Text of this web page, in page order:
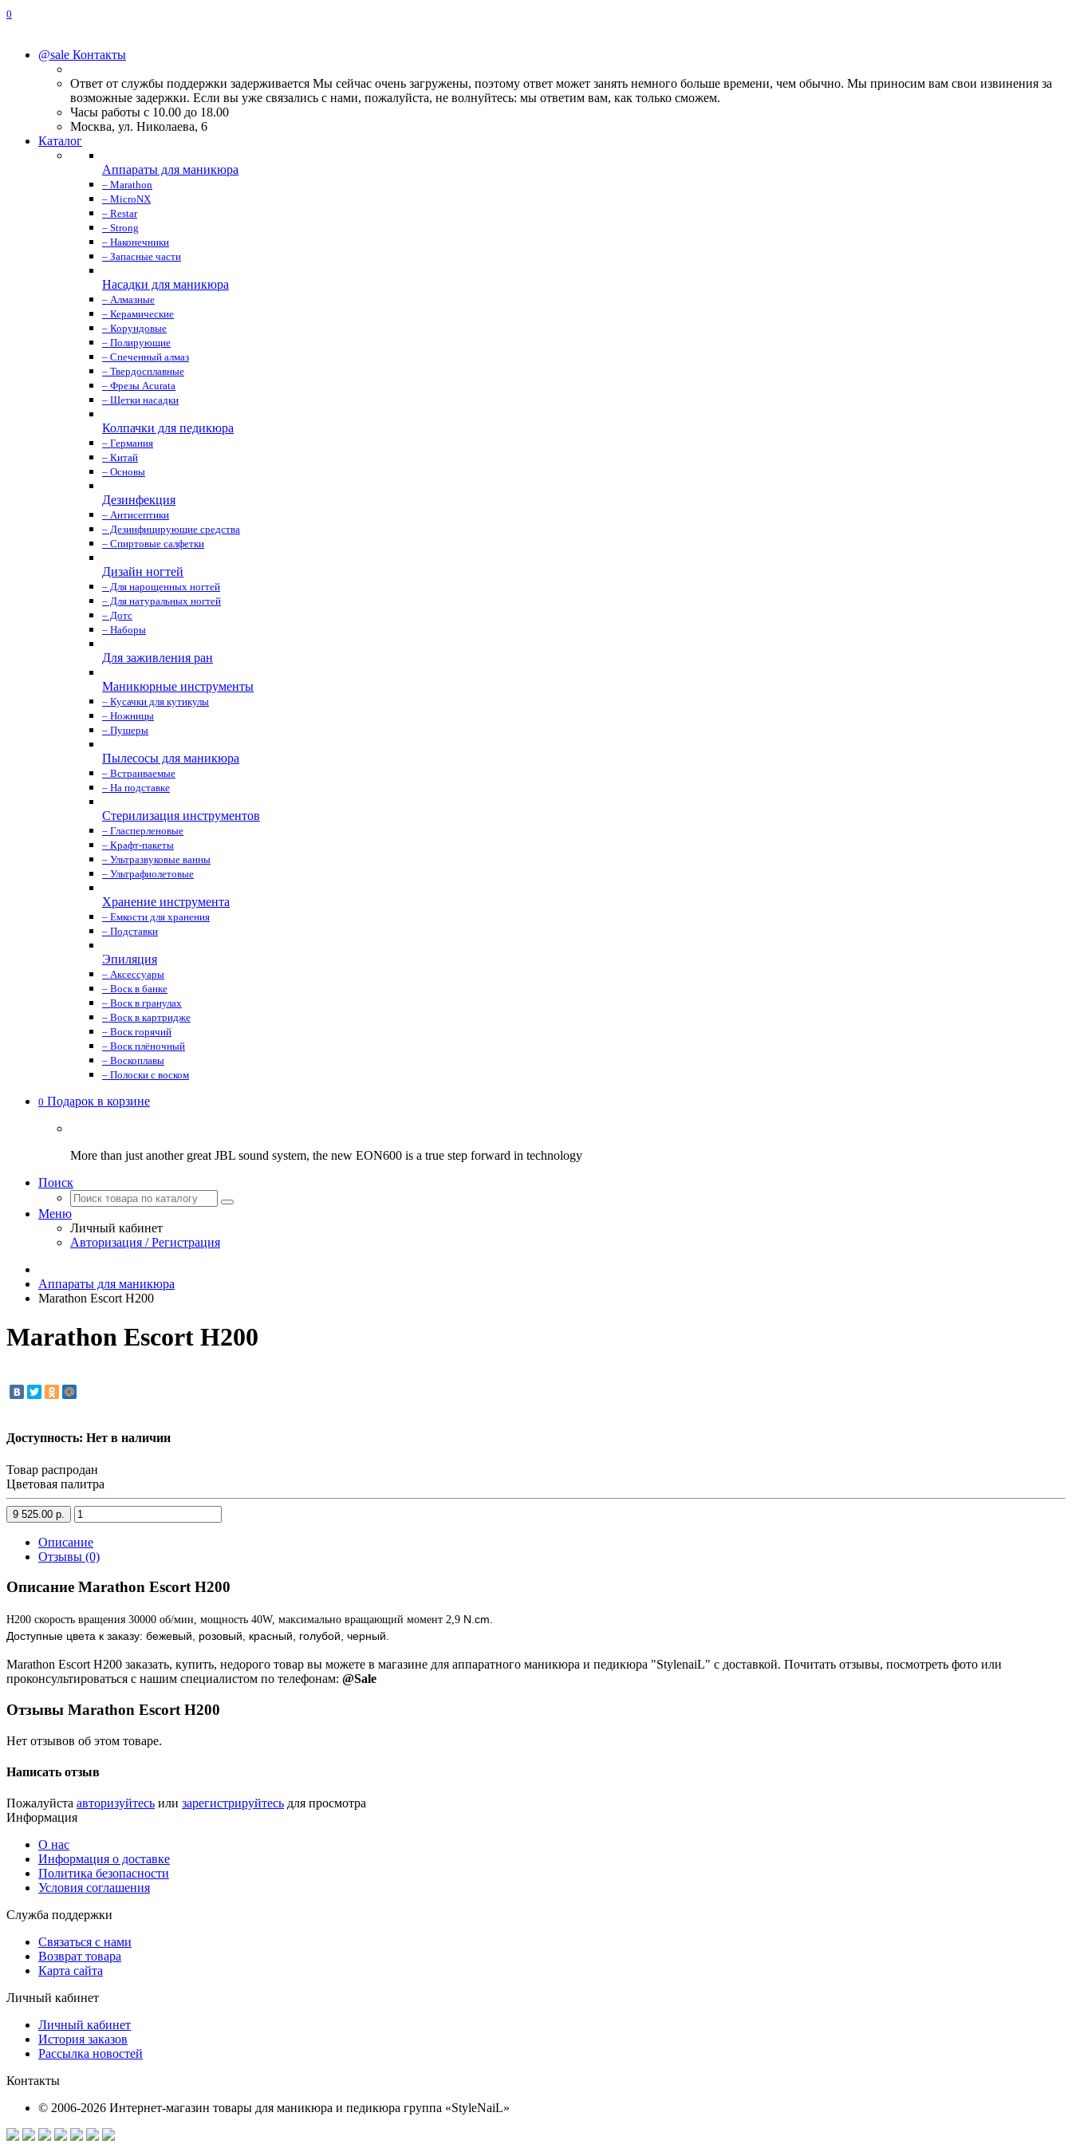
0
@sale Контакты
Ответ от службы поддержки задерживается Мы сейчас очень загружены, поэтому ответ может занять немного больше времени, чем обычно. Мы приносим вам свои извинения за
возможные задержки. Если вы уже связались с нами, пожалуйста, не волнуйтесь: мы ответим вам, как только сможем.
Часы работы с 10.00 до 18.00
Москва, ул. Николаева, 6
Каталог
Аппараты для маникюра
– Marathon
– MicroNX
– Restar
– Strong
– Наконечники
– Запасные части
Насадки для маникюра
– Алмазные
– Керамические
– Корундовые
– Полирующие
– Спеченный алмаз
– Твердосплавные
– Фрезы Acurata
– Щетки насадки
Колпачки для педикюра
– Германия
– Китай
– Основы
Дезинфекция
– Антисептики
– Дезинфицирующие средства
– Спиртовые салфетки
Дизайн ногтей
– Для нарощенных ногтей
– Для натуральных ногтей
– Дотс
– Наборы
Для заживления ран
Маникюрные инструменты
– Кусачки для кутикулы
– Ножницы
– Пушеры
Пылесосы для маникюра
– Встраиваемые
– На подставке
Стерилизация инструментов
– Гласперленовые
– Крафт-пакеты
– Ультразвуковые ванны
– Ультрафиолетовые
Хранение инструмента
– Емкости для хранения
– Подставки
Эпиляция
– Аксессуары
– Воск в банке
– Воск в гранулах
– Воск в картридже
– Воск горячий
– Воск плёночный
– Воскоплавы
– Полоски с воском
0 Подарок в корзине
More than just another great JBL sound system, the new EON600 is a true step forward in technology
Поиск
Меню
Личный кабинет
Авторизация / Регистрация
Аппараты для маникюра
Marathon Escort H200
Marathon Escort H200
Доступность: Нет в наличии
Товар распродан
Цветовая палитра
9 525.00 р.
Описание
Отзывы (0)
Описание Marathon Escort H200
H200 скорость вращения 30000 об/мин, мощность 40W, максимально вращающий момент 2,9 N.cm.
Доступные цвета к заказу: бежевый, розовый, красный, голубой, черный.
Marathon Escort H200 заказать, купить, недорого товар вы можете в магазине для аппаратного маникюра и педикюра "StylenaiL" с доставкой. Почитать отзывы, посмотреть фото или
проконсультироваться с нашим специалистом по телефонам: @Sale
Отзывы Marathon Escort H200
Нет отзывов об этом товаре.
Написать отзыв
Пожалуйста авторизуйтесь или зарегистрируйтесь для просмотра
Информация
О нас
Информация о доставке
Политика безопасности
Условия соглашения
Служба поддержки
Связаться с нами
Возврат товара
Карта сайта
Личный кабинет
Личный кабинет
История заказов
Рассылка новостей
Контакты
© 2006-2026 Интернет-магазин товары для маникюра и педикюра группа «StyleNaiL»